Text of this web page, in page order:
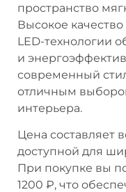
пространство
Высокое
LED-технологии
и
современный
отличным
интерьера.
Цена составляет
доступной для
При покупке вы
1200 ₽, что